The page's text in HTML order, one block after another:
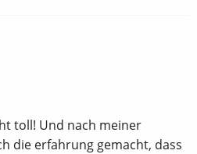
toll! Und nach meiner
die erfahrung gemacht, dass